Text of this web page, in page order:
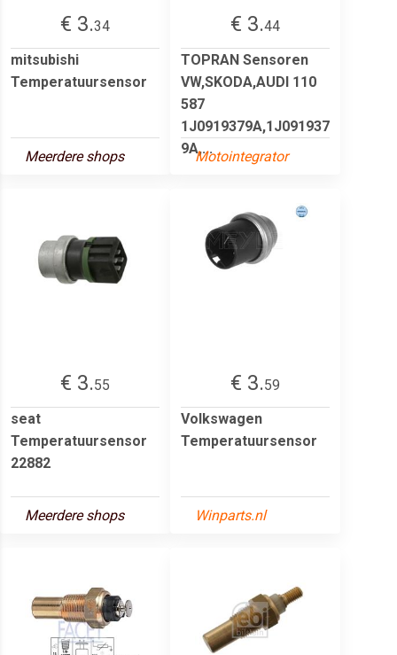
€ 3.34
mitsubishi
Temperatuursensor
Meerdere shops
€ 3.44
TOPRAN Sensoren
VW,SKODA,AUDI 110
587
1J0919379A,1J091937
9A,...Motointegrator
€ 3.55
seat
Temperatuursensor
22882
Meerdere shops
€ 3.59
Volkswagen
Temperatuursensor
Winparts.nl